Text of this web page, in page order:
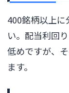
400銘柄以上
い。配当利回
低めですが、
ます。